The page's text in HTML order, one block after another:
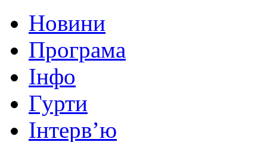
Новини
Програма
Інфо
Гурти
Інтерв’ю